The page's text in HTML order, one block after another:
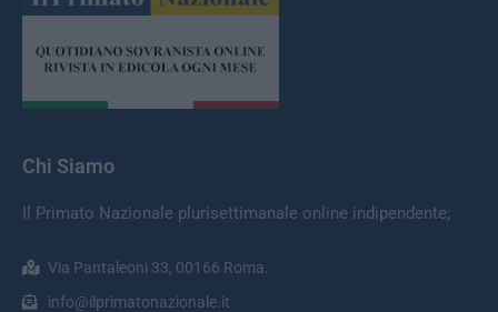
Chi Siamo
Il Primato Nazionale plurisettimanale online indipendente;
Via Pantaleoni 33, 00166 Roma.
info@ilprimatonazionale.it